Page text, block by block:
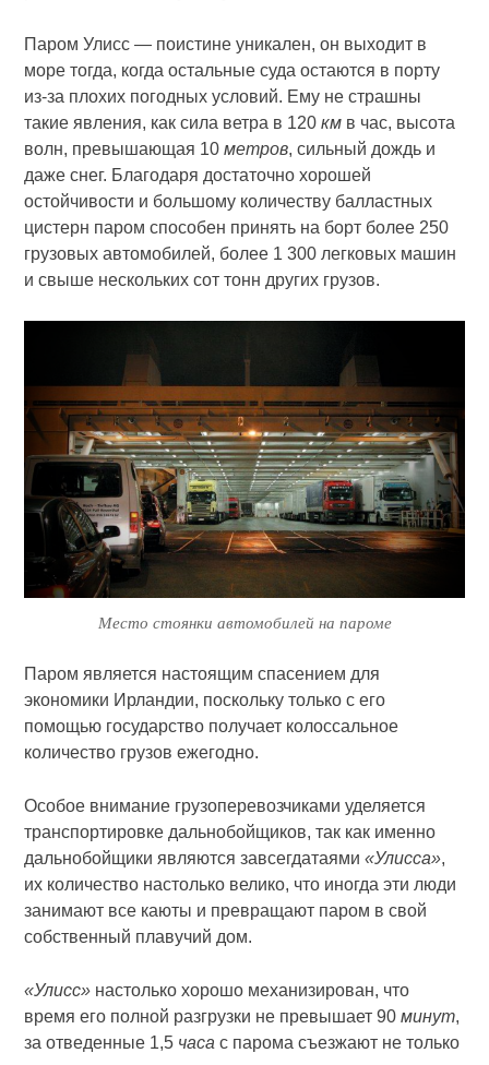
Паром Улисс — поистине уникален, он выходит в
море тогда, когда остальные суда остаются в порту
из-за плохих погодных условий. Ему не страшны
такие явления, как сила ветра в 120км в час, высота
волн, превышающая 10метров, сильный дождь и
даже снег. Благодаря достаточно хорошей
остойчивости и большому количеству балластных
цистерн паром способен принять на борт более 250
грузовых автомобилей, более 1 300 легковых машин
и свыше нескольких сот тонн других грузов.
Место стоянки автомобилей на пароме
Паром является настоящим спасением для
экономики Ирландии, поскольку только с его
помощью государство получает колоссальное
количество грузов ежегодно.
Особое внимание грузоперевозчиками уделяется
транспортировке дальнобойщиков, так как именно
дальнобойщики являются завсегдатаями«Улисса»,
их количество настолько велико, что иногда эти люди
занимают все каюты и превращают паром в свой
собственный плавучий дом.
«Улисс» настолько хорошо механизирован, что
время его полной разгрузки не превышает 90минут,
за отведенные 1,5 часа с парома съезжают не только